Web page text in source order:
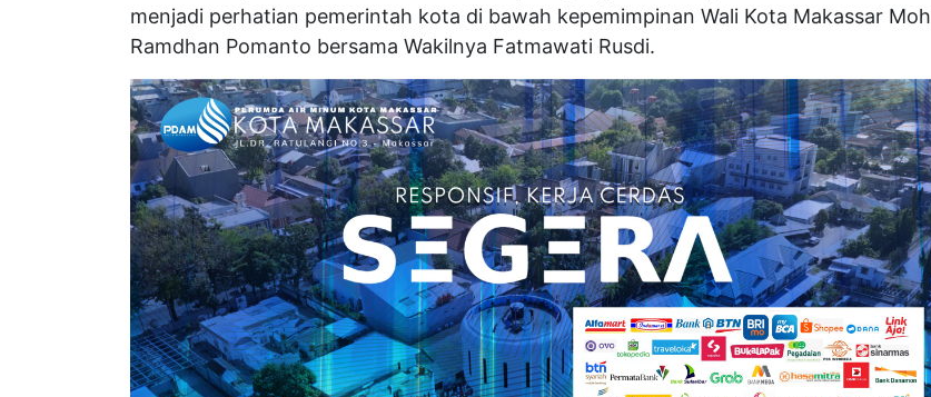
menjadi perhatian pemerintah kota di bawah kepemimpinan Wali Kota Makassar Moh
Ramdhan Pomanto bersama Wakilnya Fatmawati Rusdi.